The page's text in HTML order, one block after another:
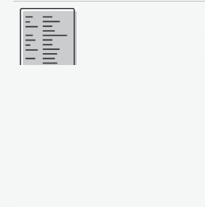
Daha fazla